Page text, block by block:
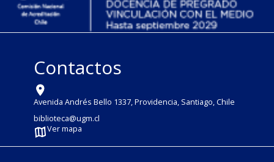
Contactos
Avenida Andrés Bello 1337, Providencia, Santiago, Chile
biblioteca@ugm.cl
Ver mapa